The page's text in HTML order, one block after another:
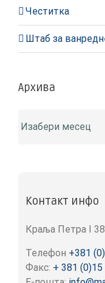
Честитка
Штаб за
Архива
Контакт инфо
Краља Петра I
Телефон +381
Факс: + 381